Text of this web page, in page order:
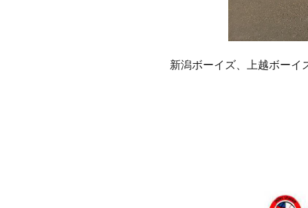
新潟ボーイズ、上越ボーイ